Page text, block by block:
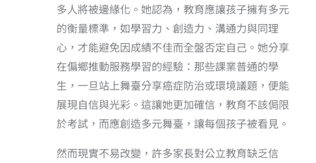
多人將被邊緣化。她認為，教育應讓孩子擁有多元
的衡量標準，如學習力、創造力、溝通力與同理
心，才能避免因成績不佳而全盤否定自己。她分享
在偏鄉推動服務學習的經驗：那些課業普通的學
生，一旦站上舞臺分享癌症防治或環境議題，便能
展現自信與光彩。這讓她更加確信，教育不該侷限
於考試，而應創造多元舞臺，讓每個孩子被看見。
然而現實不易改變，許多家長對公立教育缺乏信